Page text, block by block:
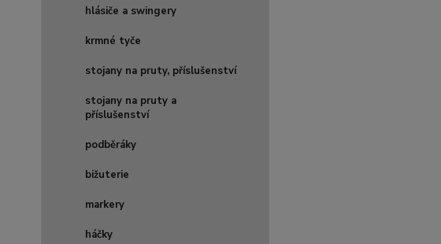
hlásiče a swingery
krmné tyče
stojany na pruty, příslušenství
stojany na pruty a
příslušenství
podběráky
bižuterie
markery
háčky